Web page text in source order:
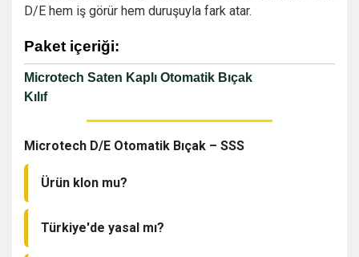
D/E hem iş görür hem duruşuyla fark atar.
Paket içeriği:
Microtech Saten Kaplı Otomatik Bıçak
Kılıf
Microtech D/E Otomatik Bıçak – SSS
Ürün klon mu?
quality clone).
Türkiye'de yasal mı?